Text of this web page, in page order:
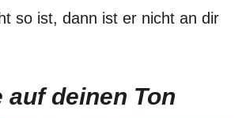
so ist, dann ist er nicht an dir
auf deinen Ton